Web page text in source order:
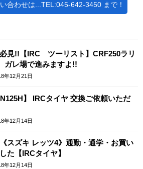
合わせは...TEL:045-642-3450 まで！
見!!【IRC ツーリスト】CRF250ラリ
レ場で進みますよ!!
年12月21日
】 IRCタイヤ 交換ご依頼いただ
年12月14日
スズキ レッツ4》通勤・通学・お買い
た【IRCタイヤ】
年12月14日